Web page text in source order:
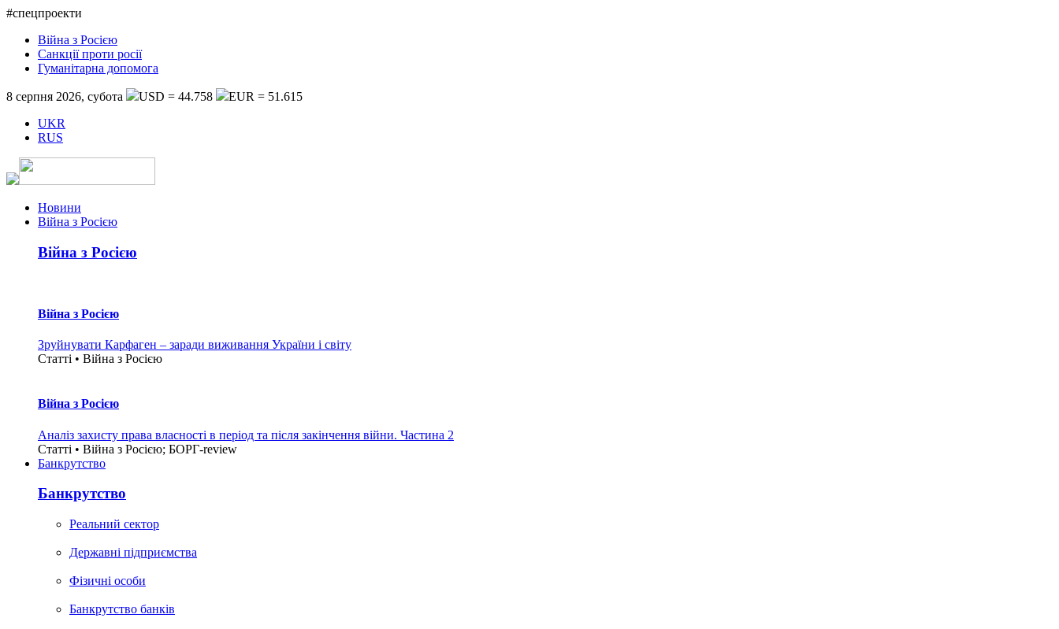
#спецпроекти
Війна з Росією
Санкції проти росії
Гуманітарна допомога
8 серпня 2026, субота USD = 44.758
EUR = 51.615
UKR
RUS
Новини
Війна з Росією
Війна з Росією
Війна з Росією
Зруйнувати Карфаген – заради виживання України і світу
Статті • Війна з Росією
Війна з Росією
Аналіз захисту права власності в період та після закінчення війни. Частина 2
Статті • Війна з Росією; БОРГ-review
Банкрутство
Банкрутство
Реальний сектор
Державні підприємства
Фізичні особи
Банкрутство банків